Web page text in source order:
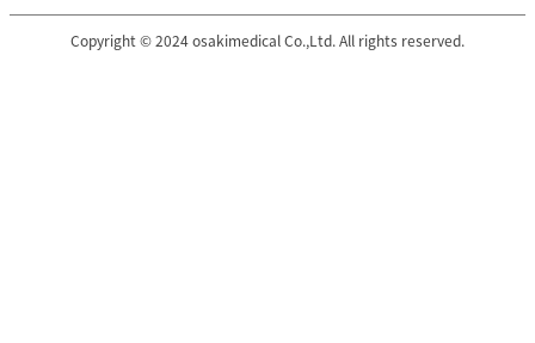
Copyright © 2024 osakimedical Co.,Ltd. All rights reserved.